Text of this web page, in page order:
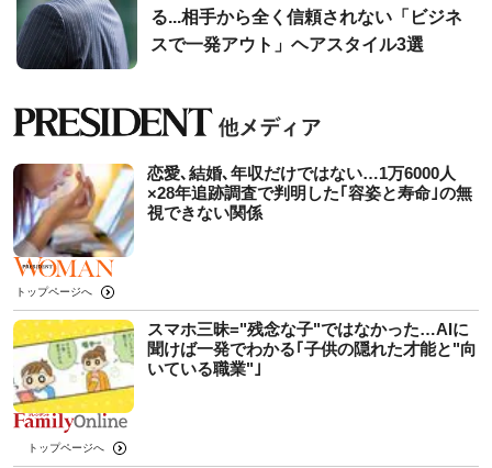
る...相手から全く信頼されない「ビジネ
スで一発アウト」ヘアスタイル3選
恋愛､結婚､年収だけではない…1万6000人
×28年追跡調査で判明した｢容姿と寿命｣の無
視できない関係
トップページへ
スマホ三昧="残念な子"ではなかった…AIに
聞けば一発でわかる｢子供の隠れた才能と"向
いている職業"｣
トップページへ